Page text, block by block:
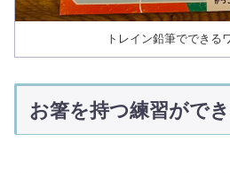
トレイン鉛筆でできる
お箸を持つ練習がで